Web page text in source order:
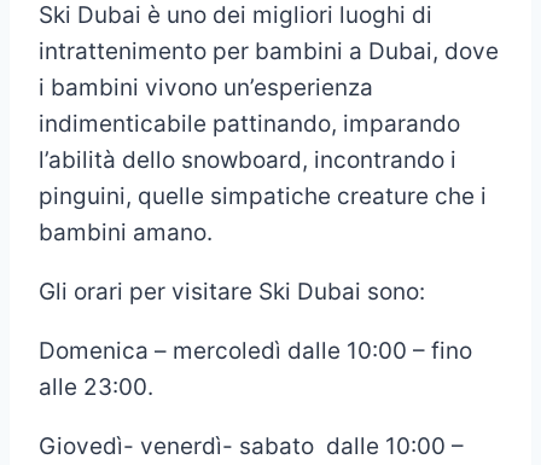
Ski Dubai è uno dei migliori luoghi di
intrattenimento per bambini a Dubai, dove
i bambini vivono un’esperienza
indimenticabile pattinando, imparando
l’abilità dello snowboard, incontrando i
pinguini, quelle simpatiche creature che i
bambini amano.
Gli orari per visitare Ski Dubai sono:
Domenica – mercoledì dalle 10:00 – fino
alle 23:00.
Giovedì- venerdì- sabato dalle 10:00 –